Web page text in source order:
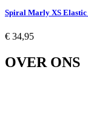
Spiral Marly XS
€ 34,95
OVER ONS